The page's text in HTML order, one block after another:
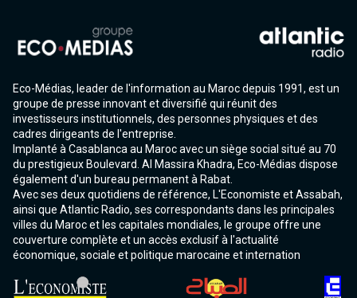
Eco-Médias, leader de l'information au Maroc depuis 1991, est un
groupe de presse innovant et diversifié qui réunit des
investisseurs institutionnels, des personnes physiques et des
cadres dirigeants de l'entreprise.
Implanté à Casablanca au Maroc avec un siège social situé au 70
du prestigieux Boulevard. Al Massira Khadra, Eco-Médias dispose
également d'un bureau permanent à Rabat.
Avec ses deux quotidiens de référence, L'Economiste et Assabah,
ainsi que Atlantic Radio, ses correspondants dans les principales
villes du Maroc et les capitales mondiales, le groupe offre une
couverture complète et un accès exclusif à l'actualité
économique, sociale et politique marocaine et internation